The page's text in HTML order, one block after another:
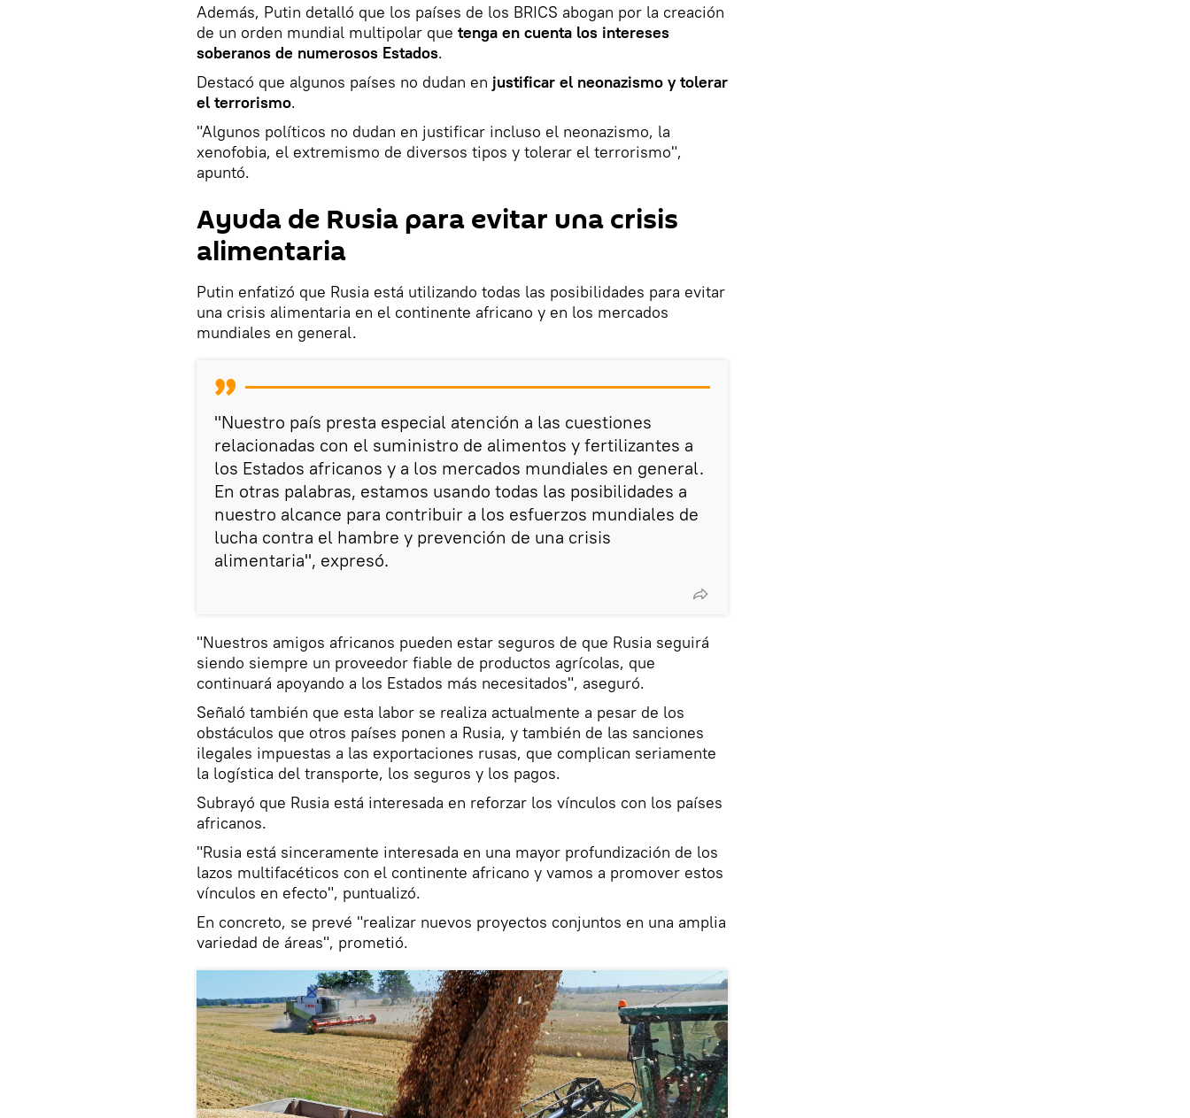
Además, Putin detalló que los países de los BRICS abogan por la creación
de un orden mundial multipolar que tenga en cuenta los intereses
soberanos de numerosos Estados.
Destacó que algunos países no dudan en justificar el neonazismo y tolerar
el terrorismo.
"Algunos políticos no dudan en justificar incluso el neonazismo, la
xenofobia, el extremismo de diversos tipos y tolerar el terrorismo",
apuntó.
Ayuda de Rusia para evitar una crisis
alimentaria
Putin enfatizó que Rusia está utilizando todas las posibilidades para evitar
una crisis alimentaria en el continente africano y en los mercados
mundiales en general.
"Nuestro país presta especial atención a las cuestiones
relacionadas con el suministro de alimentos y fertilizantes a
los Estados africanos y a los mercados mundiales en general.
En otras palabras, estamos usando todas las posibilidades a
nuestro alcance para contribuir a los esfuerzos mundiales de
lucha contra el hambre y prevención de una crisis
alimentaria", expresó.
"Nuestros amigos africanos pueden estar seguros de que Rusia seguirá
siendo siempre un proveedor fiable de productos agrícolas, que
continuará apoyando a los Estados más necesitados", aseguró.
Señaló también que esta labor se realiza actualmente a pesar de los
obstáculos que otros países ponen a Rusia, y también de las sanciones
ilegales impuestas a las exportaciones rusas, que complican seriamente
la logística del transporte, los seguros y los pagos.
Subrayó que Rusia está interesada en reforzar los vínculos con los países
africanos.
"Rusia está sinceramente interesada en una mayor profundización de los
lazos multifacéticos con el continente africano y vamos a promover estos
vínculos en efecto", puntualizó.
En concreto, se prevé "realizar nuevos proyectos conjuntos en una amplia
variedad de áreas", prometió.